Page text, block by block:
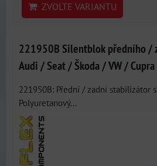
ZVOLTE VARIANTU
221950B Silentblok předního /
Audi / Seat / Škoda / VW / Cupra
221950B: Přední / zadní stabilizátor
Polyuretanový...